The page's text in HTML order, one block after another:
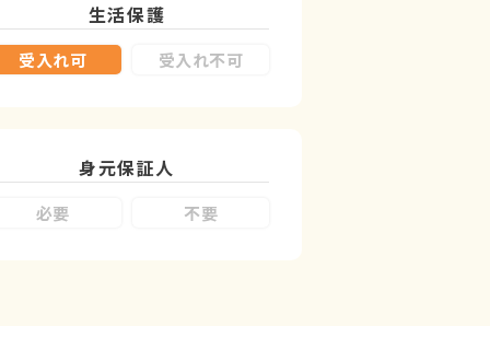
生活保護
受入れ可 受入れ不可
身元保証人
必要 不要